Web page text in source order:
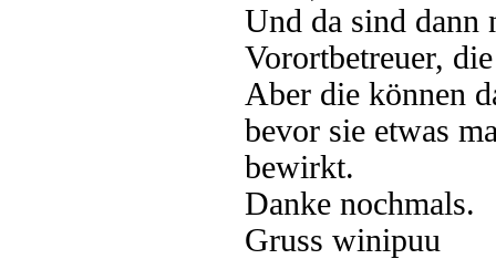
Und da sind dann
Vorortbetreuer,
Aber die können
bevor sie etwas
bewirkt.
Danke nochmals.
Gruss winipuu